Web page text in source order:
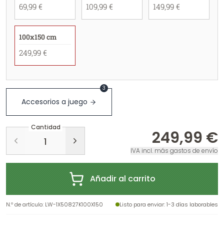
69,99 € 109,99 € 149,99 €
100x150 cm
249,99 €
Accesorios a juego
3
Cantidad
249,99 €
IVA incl. más gastos de envío
Añadir al carrito
N.º de artículo: LW-1X50827K100X150 Listo para enviar: 1-3 días laborables